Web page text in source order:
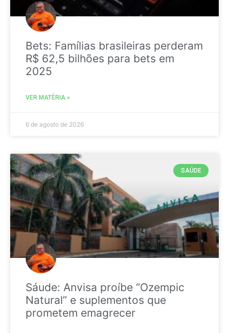
Bets: Famílias brasileiras perderam
R$ 62,5 bilhões para bets em
2025
VER MATÉRIA »
6 de agosto de 2026
SAÚDE
Sáude: Anvisa proíbe “Ozempic
Natural” e suplementos que
prometem emagrecer